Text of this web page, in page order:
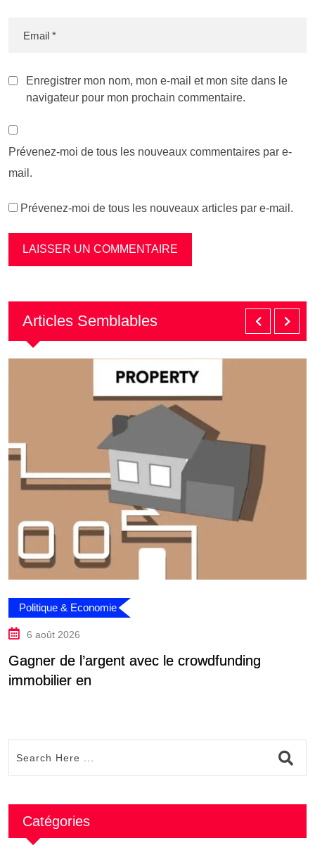
Enregistrer mon nom, mon e-mail et mon site dans le
navigateur pour mon prochain commentaire.
Prévenez-moi de tous les nouveaux commentaires par e-
mail.
Prévenez-moi de tous les nouveaux articles par e-mail.
Articles Semblables
Politique & Economie
6 août 2026
Gagner de l’argent avec le crowdfunding
immobilier en
Catégories